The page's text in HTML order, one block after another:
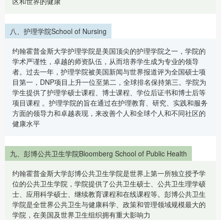
八、护理学院School of Nursing
约翰霍普金斯大学护理学院是美国顶尖的护理学院之一，学院的
学术严谨性，卓越的师资队伍，从而培养学生成为专业的领导
者。过去一年，护理学院被美国新闻与世界报道评为全国硕士项
目第一，DNP项目上升一位至第二，全球排名保持第三。学院为
学生提供了护理学硕士课程、博士课程、学位后证书和博士后等
项目课程 。护理学院的旨在通过在护理教育、研究、实践和服务
方面的领导力和卓越表现，来改善个人和全球个人和不同社区的
健康水平
九、彭博公共卫生学院Bloomberg School of Public Health
约翰霍普金斯大学彭博公共卫生学院是世界上第一所独立授予学
位的公共卫生学院，学院提供了公共卫生硕士、公共卫生理学硕
士、应用科学硕士、继续教育课程和在线课程等。彭博公共卫生
学院是全世界公共卫生与健康科学、政策和管理领域规模最大的
学院，在美国及世界卫生组织拥有重大影响力